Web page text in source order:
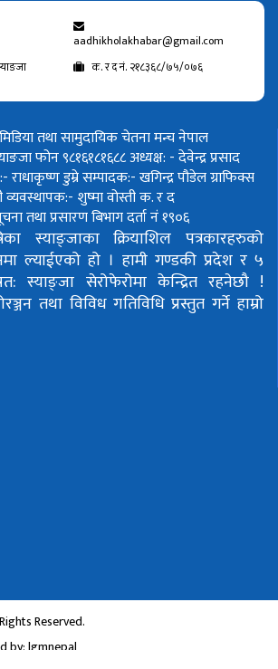
aadhikholakhabar@gmail.com
क. र द नं. २१८३६८/७५/०७६
तथा सामुदायिक चेतना मन्च नेपाल
फोन ९८१६१८१६८८अध्यक्ष: - देवेन्द्र प्रसाद
राधाकृष्ण डुम्रेसम्पादक:- खगिन्द्र पौडेलग्राफिक्स
व्यवस्थापक:- शुष्मा वोस्तीक. र द
तथा प्रसारण बिभाग दर्ता नं १९०६
स्याङ्जाका क्रियाशिल पत्रकारहरुको
ल्याईएको हो । हामी गण्डकी प्रदेश र ५
स्याङ्जा सेरोफेरोमा केन्द्रित रहनेछौ !
तथा विविध गतिविधि प्रस्तुत गर्ने हाम्रो
Reserved.
by:lgmnepal